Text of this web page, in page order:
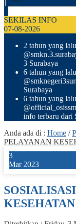
SEKILAS INFO
07-08-2026
2 tahun yang lalu
3 Surabaya
6 tahun yang lalu
Surabaya
6 tahun yang lalu
info terbaru dari
Anda ada di : Home /
PELAYANAN
3
Mar 2023